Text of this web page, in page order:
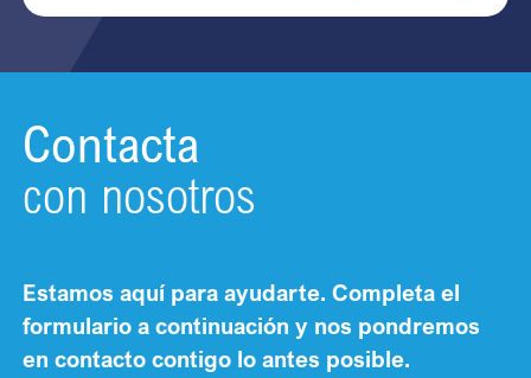
Contacta
con nosotros
Estamos aquí para ayudarte. Completa el
formulario a continuación y nos pondremos
en contacto contigo lo antes posible.